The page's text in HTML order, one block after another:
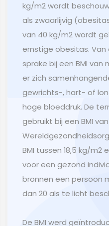
kg/m2 wordt
als zwaarlijvig
van 40 kg/m2 wordt
ernstige obesitas.
sprake bij een BMI van
er zich
gewrichts-, hart- of
hoge bloeddruk. De
gebruikt bij een BMI
BMI tussen 18,5 kg/m2
voor een gezond
bronnen een persoon
dan 20 als te licht
De BMI werd